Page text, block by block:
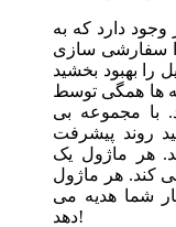
دارد که به
سفارشی سازی
را بهبود بخشید
ها همگی توسط
با مجموعه بی
روند پیشرفت
هر ماژول یک
کند. هر ماژول
شما هدیه می
دهد!